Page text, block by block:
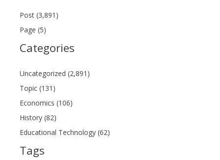
Post (3,891)
Page (5)
Categories
Uncategorized (2,891)
Topic (131)
Economics (106)
History (82)
Educational Technology (62)
Tags